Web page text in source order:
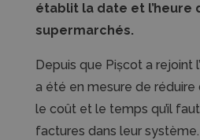
établit la date et l’heure
supermarchés.
Depuis que Pișcot a rejoint
a été en mesure de
le coût et le temps qu’il
factures dans leur